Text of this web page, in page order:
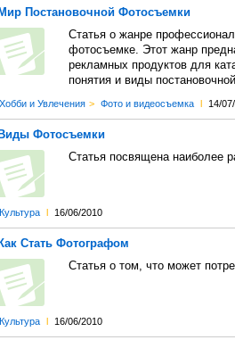
Мир Постановочной Фотосъемки
Статья о жанре
фотосъемке. Этот жанр
рекламных продуктов для
понятия и виды
Хобби и Увлечения > Фото и видеосъемка l 14/
Виды Фотосъемки
Статья посвящена наиболее
Культура l 16/06/2010
Как Стать Фотографом
Статья о том, что может
Культура l 16/06/2010